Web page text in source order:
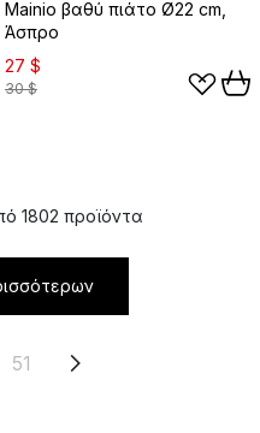
Mainio βαθύ πιάτο Ø22 cm,
Άσπρο
27 $
30 $
1802 προϊόντα
51